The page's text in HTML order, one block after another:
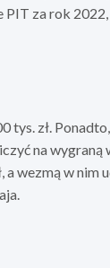
PIT za rok
zł.
na
wezmą w nim